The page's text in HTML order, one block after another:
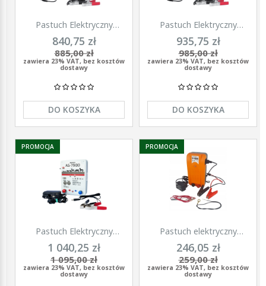
Pastuch Elektryczny
Elektryzator uniwersalny
Pomelac AS-4900 4,9Jula
840,75 zł
885,00 zł
zawiera 23% VAT, bez kosztów
dostawy
DO KOSZYKA
Pastuch Elektryczny
Elektryzator uniwersalny
Pomelac AS-6300 6,3Jula
935,75 zł
985,00 zł
zawiera 23% VAT, bez kosztów
dostawy
DO KOSZYKA
Pastuch Elektryczny
Elektryzator uniwersalny
Pomelac AS-7900 7,9 Jula
1 040,25 zł
1 095,00 zł
zawiera 23% VAT, bez kosztów
dostawy
PROMOCJA
Pastuch elektryczny
elektryzator uniwersalny z
zasilaczem 9/12/230V
Unitra - U1000
246,05 zł
259,00 zł
zawiera 23% VAT, bez kosztów
dostawy
PROMOCJA